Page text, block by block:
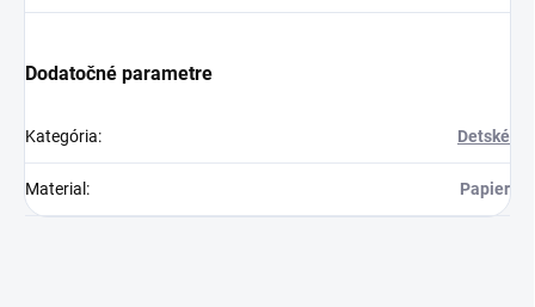
Dodatočné parametre
Kategória: Detské
Material : Papier